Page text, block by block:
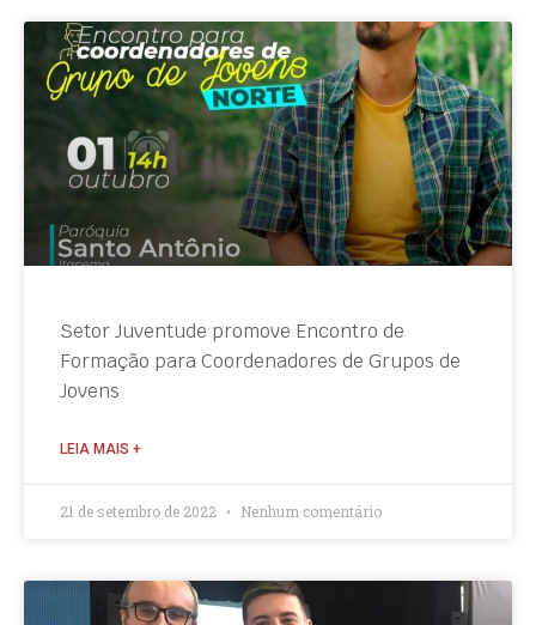
Setor Juventude promove Encontro de
Formação para Coordenadores de Grupos de
Jovens
LEIA MAIS +
21 de setembro de 2022 Nenhum comentário